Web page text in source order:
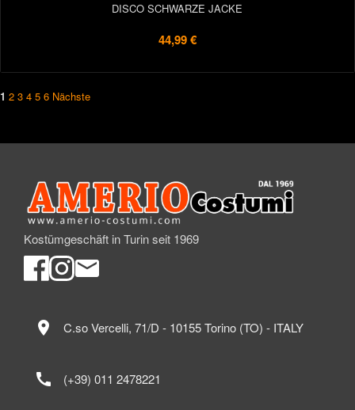
DISCO SCHWARZE JACKE
44,99 €
1 2 3 4 5 6 Nächste
Kostümgeschäft in Turin seit 1969
location_on C.so Vercelli, 71/D - 10155 Torino (TO) - ITALY
call (+39) 011 2478221